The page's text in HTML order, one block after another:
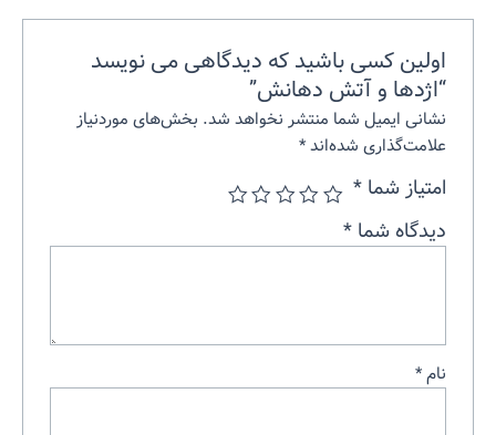
اولین کسی باشید که دیدگاهی می نویسد
“اژدها و آتش دهانش”
نشانی ایمیل شما منتشر نخواهد شد. بخش‌های موردنیاز
علامت‌گذاری شده‌اند*
امتیاز شما*
دیدگاه شما*
نام*